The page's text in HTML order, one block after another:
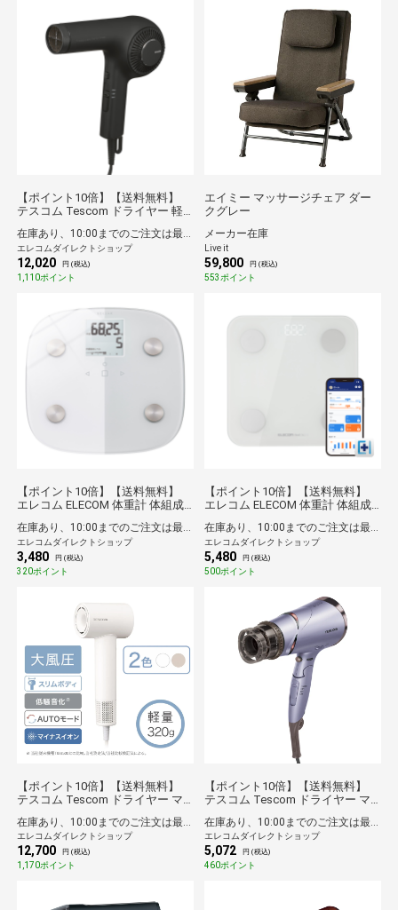
【ポイント10倍】【送料無料】
テスコム Tescom ドライヤー 軽
保証 Nobby by TESCOM ブラック
在庫あり、10:00までのご注文は最短即日発送
エレコムダイレクトショップ
12,020 円 (税込)
1,110ポイント
エイミー マッサージチェア ダー
クグレー
メーカー在庫
Live it
59,800 円 (税込)
553ポイント
【ポイント10倍】【送料無料】
エレコム ELECOM 体重計 体組成
肪率 / 骨格筋率 / 骨量 / 基礎代謝 /
など 8項目測定 】 乗るだけ自動認
識 ヘルスメーター ECLEAR ホワイ
ト
在庫あり、10:00までのご注文は最短即日発送
エレコムダイレクトショップ
3,480 円 (税込)
320ポイント
【ポイント10倍】【送料無料】
エレコム ELECOM 体重計 体組成
動 13項目測定 体脂肪率 / BMIなど
ヘルスメーター iOS/Android対応
Healthcareアプリ連携 ホワイト
在庫あり、10:00までのご注文は最短即日発送
エレコムダイレクトショップ
5,480 円 (税込)
500ポイント
【ポイント10倍】【送料無料】
テスコム Tescom ドライヤー マ
シレスDCモーター コンパクト 冷
温風 4モード [
HIGH/LOW/COOL/AUTO ] ラク抜
きプラグ ホワイト
エレコムダイレクトショップ
12,700 円 (税込)
1,170ポイント
【ポイント10倍】【送料無料】
テスコム Tescom ドライヤー マ
速乾 冷温風 ラク抜きプラグ ione
パープル
エレコムダイレクトショップ
5,072 円 (税込)
460ポイント